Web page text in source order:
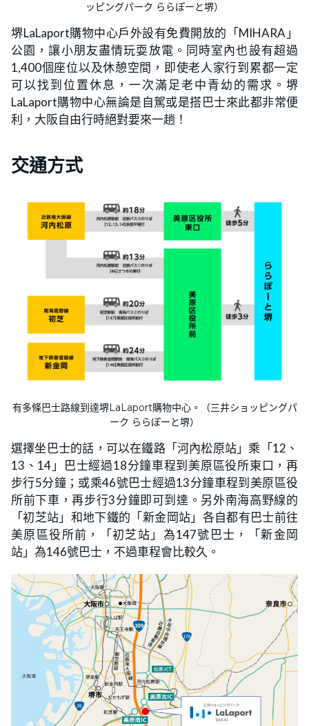
ッピングパーク ららぽーと堺）
堺LaLaport購物中心戶外設有免費開放的「MIHARA」
公園，讓小朋友盡情玩耍放電。同時室內也設有超過
1,400個座位以及休憩空間，即使老人家行到累都一定
可以找到位置休息，一次滿足老中青幼的需求。堺
LaLaport購物中心無論是自駕或是搭巴士來此都非常便
利，大阪自由行時絕對要來一趟！
交通方式
有多條巴士路線到達堺LaLaport購物中心。（三井ショッピングパ
ーク ららぽーと堺）
選擇坐巴士的話，可以在鐵路「河內松原站」乘「12、
13、14」巴士經過18分鐘車程到美原區役所東口，再
步行5分鐘；或乘46號巴士經過13分鐘車程到美原區役
所前下車，再步行3分鐘即可到達。另外南海高野線的
「初芝站」和地下鐵的「新金岡站」各自都有巴士前往
美原區役所前，「初芝站」為147號巴士，「新金岡
站」為146號巴士，不過車程會比較久。